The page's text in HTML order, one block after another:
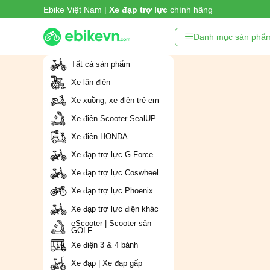
Ebike Việt Nam | Xe đạp trợ lực chính hãng
Danh mục sản
Tất cả sản phẩm
Xe lăn điện
Xe xuồng, xe điện trẻ em
Xe điện Scooter SealUP
Xe điện HONDA
Xe đạp trợ lực G-Force
Xe đạp trợ lực Coswheel
Xe đạp trợ lực Phoenix
Xe đạp trợ lực điện khác
eScooter | Scooter sân
GOLF
Xe điện 3 & 4 bánh
Xe đạp | Xe đạp gấp